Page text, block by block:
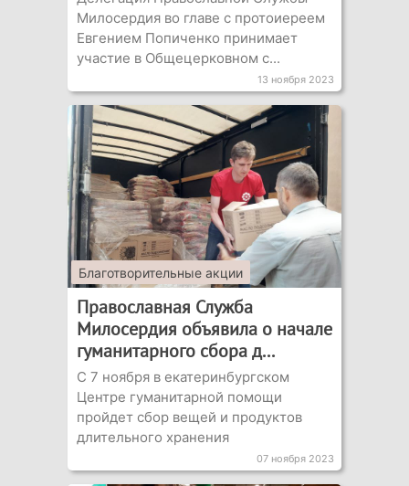
Милосердия во главе с протоиереем
Евгением Попиченко принимает
участие в Общецерковном с...
13 ноября 2023
Благотворительные акции
Православная Служба
Милосердия объявила о начале
гуманитарного сбора д...
С 7 ноября в екатеринбургском
Центре гуманитарной помощи
пройдет сбор вещей и продуктов
длительного хранения
07 ноября 2023